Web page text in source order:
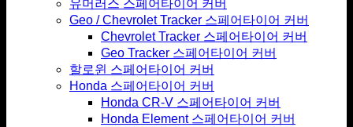
유머러스 스페어타이어 커버
Geo / Chevrolet Tracker 스페어타이어 커버
Chevrolet Tracker 스페어타이어 커버
Geo Tracker 스페어타이어 커버
할로윈 스페어타이어 커버
Honda 스페어타이어 커버
Honda CR-V 스페어타이어 커버
Honda Element 스페어타이어 커버